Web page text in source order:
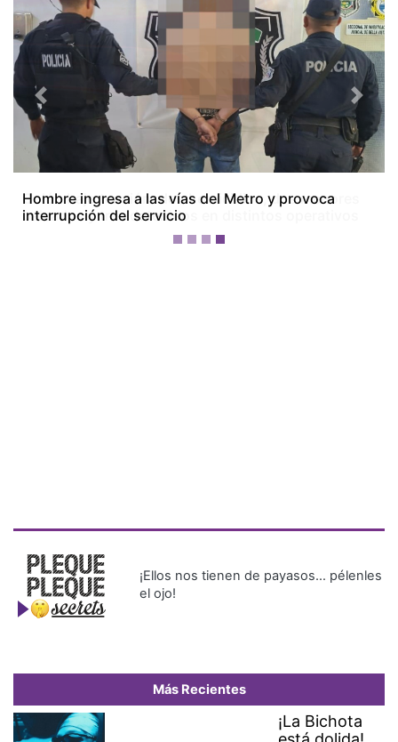
Colón bajo tensión: dos homicidios, dos menores
baleados y tres detenidos en distintos operativos
Previous Next
¡Ellos nos tienen de payasos… pélenles
el ojo!
Más Recientes
¡La Bichota